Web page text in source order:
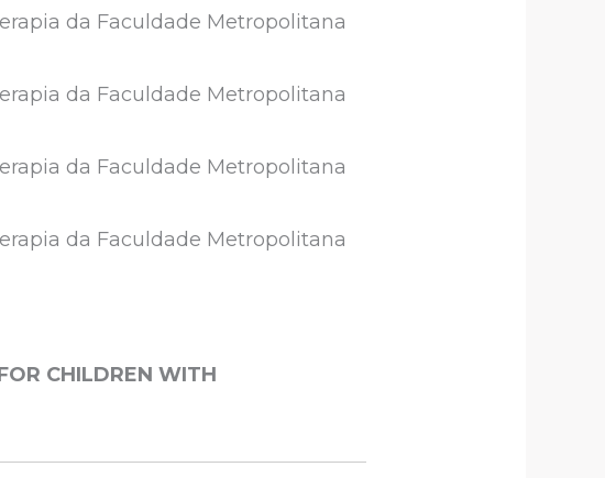
da Faculdade Metropolitana
da Faculdade Metropolitana
da Faculdade Metropolitana
da Faculdade Metropolitana
CHILDREN WITH